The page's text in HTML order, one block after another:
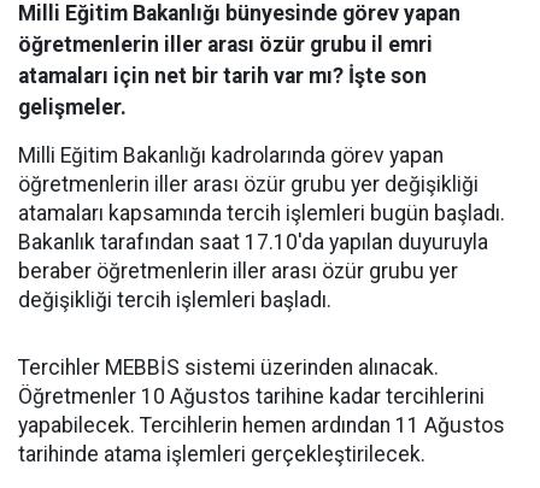
Milli Eğitim Bakanlığı bünyesinde görev yapan
öğretmenlerin iller arası özür grubu il emri
atamaları için net bir tarih var mı? İşte son
gelişmeler.
Milli Eğitim Bakanlığı kadrolarında görev yapan
öğretmenlerin iller arası özür grubu yer değişikliği
atamaları kapsamında tercih işlemleri bugün başladı.
Bakanlık tarafından saat 17.10'da yapılan duyuruyla
beraber öğretmenlerin iller arası özür grubu yer
değişikliği tercih işlemleri başladı.
Tercihler MEBBİS sistemi üzerinden alınacak.
Öğretmenler 10 Ağustos tarihine kadar tercihlerini
yapabilecek. Tercihlerin hemen ardından 11 Ağustos
tarihinde atama işlemleri gerçekleştirilecek.